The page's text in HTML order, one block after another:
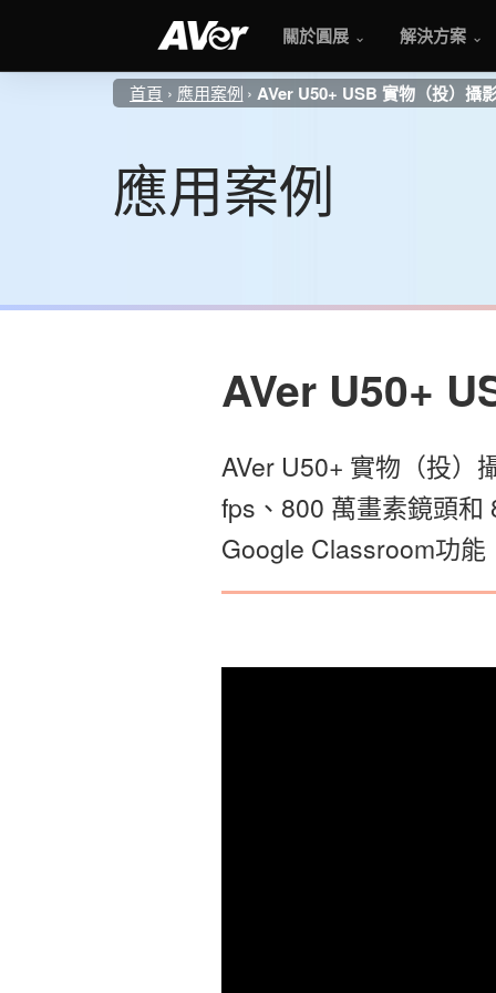
關於圓展 解決方案
首頁 應用案例 AVer U50+ USB 實物（投）攝
應用案例
AVer U50+
AVer U50+ 實物（投）
fps、800 萬畫素鏡頭和
Google Classroom功